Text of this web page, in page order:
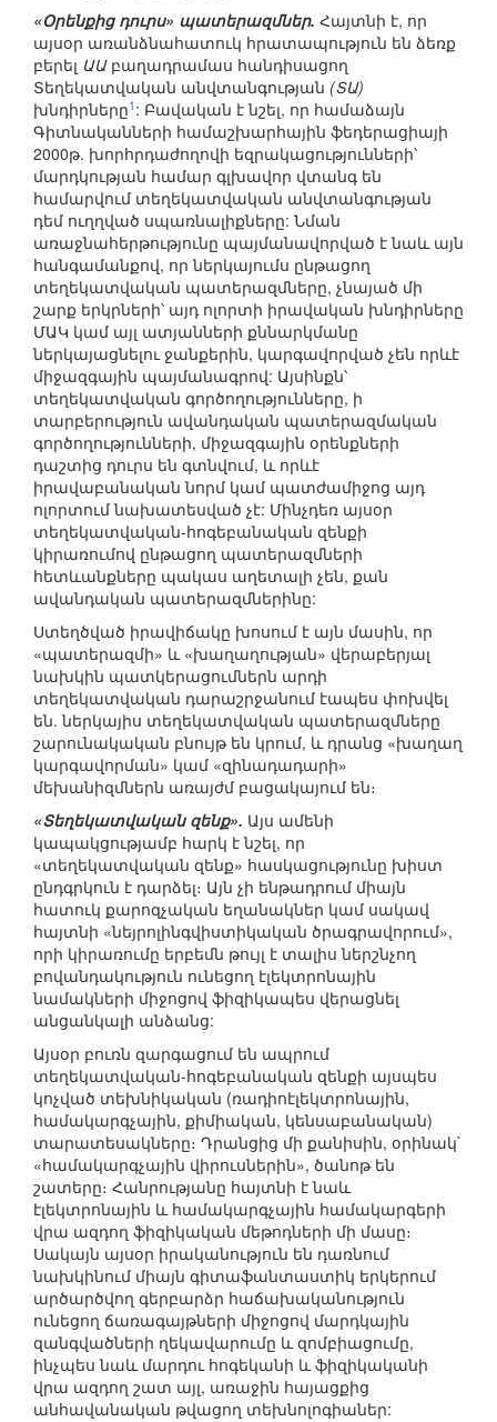
«Օրենքից դուրս» պատերազմներ. Հայտնի է, որ
այսօր առանձնահատուկ հրատապություն են ձեռք
բերել ԱԱբաղադրամաս հանդիսացող
Տեղեկատվական անվտանգության (ՏԱ)
խնդիրները1 : Բավական է նշել, որ համաձայն
Գիտնականների համաշխարհային ֆեդերացիայի
2000թ. խորհրդաժողովի եզրակացությունների՝
մարդկության համար գլխավոր վտանգ են
համարվում տեղեկատվական անվտանգության
դեմ ուղղված սպառնալիքները: Նման
առաջնահերթությունը պայմանավորված է նաև այն
հանգամանքով, որ ներկայումս ընթացող
տեղեկատվական պատերազմները, չնայած մի
շարք երկրների՝ այդ ոլորտի իրավական խնդիրները
ՄԱԿ կամ այլ ատյանների քննարկմանը
ներկայացնելու ջանքերին, կարգավորված չեն որևէ
միջազգային պայմանագրով: Այսինքն՝
տեղեկատվական գործողությունները, ի
տարբերություն ավանդական պատերազմական
գործողությունների, միջազգային օրենքների
դաշտից դուրս են գտնվում, և որևէ
իրավաբանական նորմ կամ պատժամիջոց այդ
ոլորտում նախատեսված չէ: Մինչդեռ այսօր
տեղեկատվական-հոգեբանական զենքի
կիրառումով ընթացող պատերազմների
հետևանքները պակաս աղետալի չեն, քան
ավանդական պատերազմներինը:
Ստեղծված իրավիճակը խոսում է այն մասին, որ
«պատերազմի» և «խաղաղության» վերաբերյալ
նախկին պատկերացումներն արդի
տեղեկատվական դարաշրջանում էապես փոխվել
են. ներկայիս տեղեկատվական պատերազմները
շարունակական բնույթ են կրում, և դրանց «խաղաղ
կարգավորման» կամ «զինադադարի»
մեխանիզմներն առայժմ բացակայում են։
«Տեղեկատվական զենք». Այս ամենի
կապակցությամբ հարկ է նշել, որ
«տեղեկատվական զենք» հասկացությունը խիստ
ընդգրկուն է դարձել։ Այն չի ենթադրում միայն
հատուկ քարոզչական եղանակներ կամ սակավ
հայտնի «նեյրոլինգվիստիկական ծրագրավորում»,
որի կիրառումը երբեմն թույլ է տալիս ներշնչող
բովանդակություն ունեցող էլեկտրոնային
նամակների միջոցով ֆիզիկապես վերացնել
անցանկալի անձանց:
Այսօր բուռն զարգացում են ապրում
տեղեկատվական-հոգեբանական զենքի այսպես
կոչված տեխնիկական (ռադիոէլեկտրոնային,
համակարգչային, քիմիական, կենսաբանական)
տարատեսակները։ Դրանցից մի քանիսին, օրինակ`
«համակարգչային վիրուսներին», ծանոթ են
շատերը։ Հանրությանը հայտնի է նաև
էլեկտրոնային և համակարգչային համակարգերի
վրա ազդող ֆիզիկական մեթոդների մի մասը։
Սակայն այսօր իրականություն են դառնում
նախկինում միայն գիտաֆանտաստիկ երկերում
արծարծվող գերբարձր հաճախականություն
ունեցող ճառագայթների միջոցով մարդկային
զանգվածների ղեկավարումը և զոմբիացումը,
ինչպես նաև մարդու հոգեկանի և ֆիզիկականի
վրա ազդող շատ այլ, առաջին հայացքից
անհավանական թվացող տեխնոլոգիաներ: